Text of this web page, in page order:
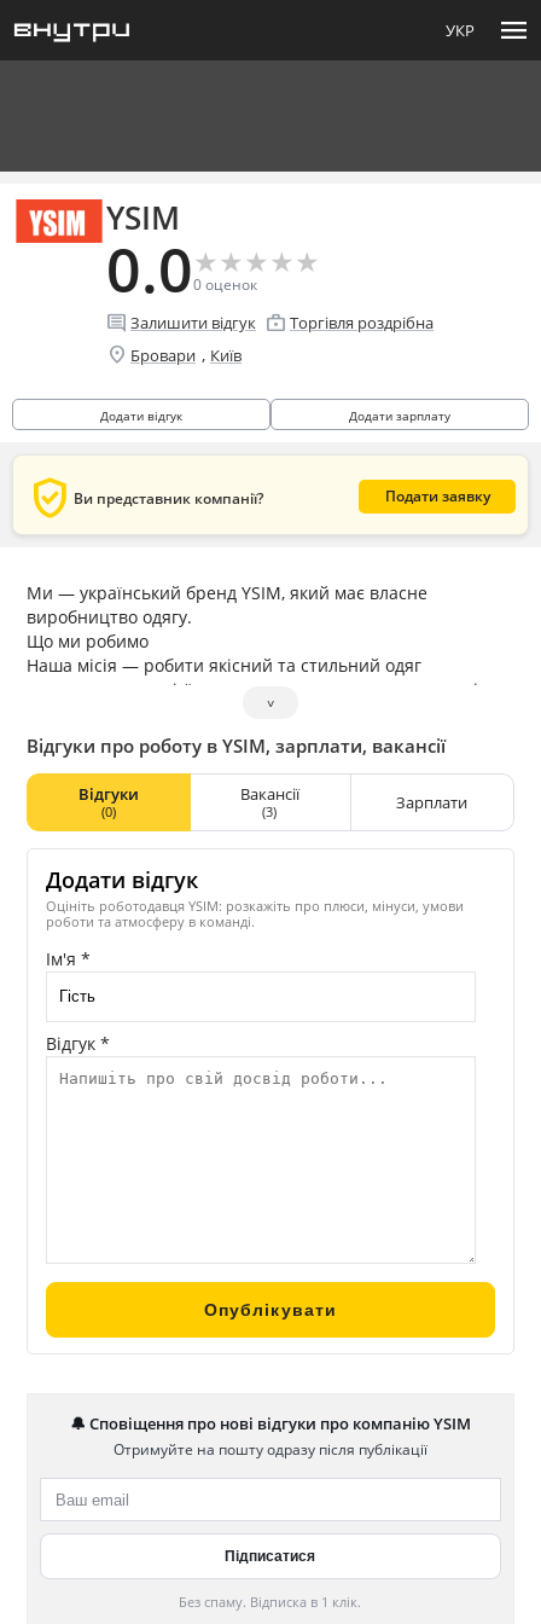
УКР menu
YSIM
0.0★
★★
★★
★★
★★
★
0оценок
comment Залишити відгук enterprise Торгівля роздрібна
location_on Бровари , Київ
Додати відгук Додати зарплату
verified_user Ви представник компанії? Подати заявку
Ми — український бренд YSIM, який має власне
виробництво одягу.
Що ми робимо
Наша місія — робити якісний та стильний одяг
доступним для всієї родини, створюючи продукти, які
дійсно люблять наші клієнти.˅
Відгуки про роботу в YSIM, зарплати, вакансії
Відгуки
(0)
Вакансії
(3) Зарплати
Додати відгук
Оцініть роботодавця YSIM: розкажіть про плюси, мінуси, умови
роботи та атмосферу в команді.
Ім'я *
Відгук *
🔔 Сповіщення про нові відгуки про компанію YSIM
Отримуйте на пошту одразу після публікації
Без спаму. Відписка в 1 клік.